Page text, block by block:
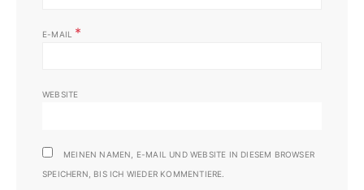
E-MAIL *
WEBSITE
MEINEN NAMEN, E-MAIL UND WEBSITE IN DIESEM BROWSER
SPEICHERN, BIS ICH WIEDER KOMMENTIERE.